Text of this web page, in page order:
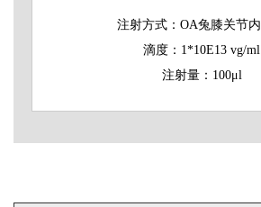
注射方式：OA兔膝关节
滴度：1*10E13 vg/ml
注射量：100μl